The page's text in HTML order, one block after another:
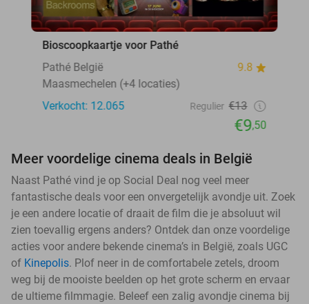
Bioscoopkaartje voor Pathé
Pathé België
9.8
Maasmechelen (+4 locaties)
Verkocht: 12.065
Regulier €13
€9,50
Meer voordelige cinema deals in België
Naast Pathé vind je op Social Deal nog veel meer
fantastische deals voor een onvergetelijk avondje uit. Zoek
je een andere locatie of draait de film die je absoluut wil
zien toevallig ergens anders? Ontdek dan onze voordelige
acties voor andere bekende cinema’s in België, zoals UGC
of Kinepolis. Plof neer in de comfortabele zetels, droom
weg bij de mooiste beelden op het grote scherm en ervaar
de ultieme filmmagie. Beleef een zalig avondje cinema bij